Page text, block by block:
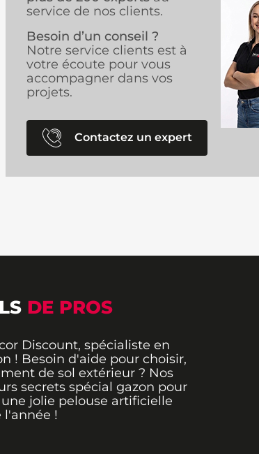
service de nos clients.
Besoin d’un conseil ?
Notre service clients est à
votre écoute pour vous
accompagner dans vos
projets.
Contactez un expert
DE PROS
Discount, spécialiste en
! Besoin d'aide pour choisir,
de sol extérieur ? Nos
secrets spécial gazon pour
jolie pelouse artificielle
l'année !